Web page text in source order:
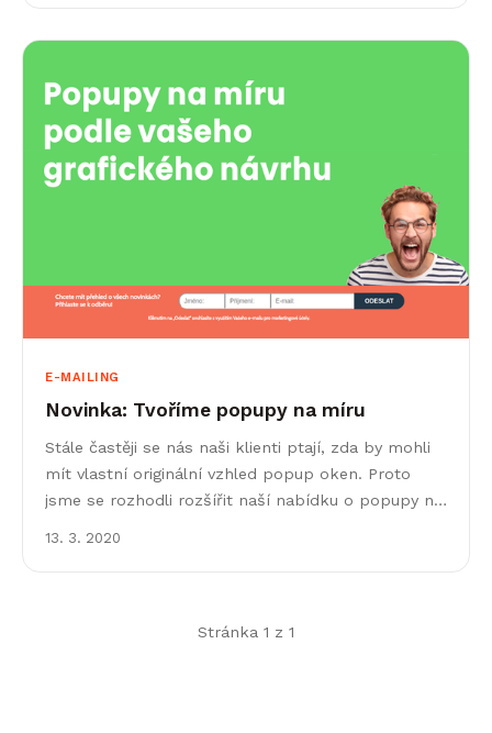
E-MAILING
Novinka: Tvoříme popupy na míru
Stále častěji se nás naši klienti ptají, zda by mohli
mít vlastní originální vzhled popup oken. Proto
jsme se rozhodli rozšířit naší nabídku o popupy na
13. 3. 2020
Stránka 1 z 1